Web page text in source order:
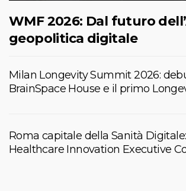
WMF 2026: Dal futuro
geopolitica digitale
Milan Longevity Summit 2026:
BrainSpace House e il primo
Roma capitale della Sanità
Healthcare Innovation Executive